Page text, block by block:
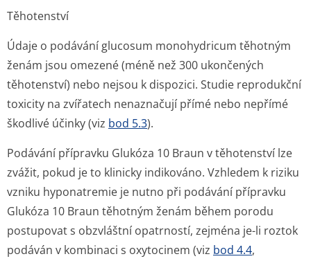
Těhotenství
Údaje o podávání glucosum monohydricum těhotným
ženám jsou omezené (méně než 300 ukončených
těhotenství) nebo nejsou k dispozici. Studie reprodukční
toxicity na zvířatech nenaznačují přímé nebo nepřímé
škodlivé účinky (viz bod 5.3).
Podávání přípravku Glukóza 10 Braun v těhotenství lze
zvážit, pokud je to klinicky indikováno. Vzhledem k riziku
vzniku hyponatremie je nutno při podávání přípravku
Glukóza 10 Braun těhotným ženám během porodu
postupovat s obzvláštní opatrností, zejména je-li roztok
podáván v kombinaci s oxytocinem (viz bod 4.4,